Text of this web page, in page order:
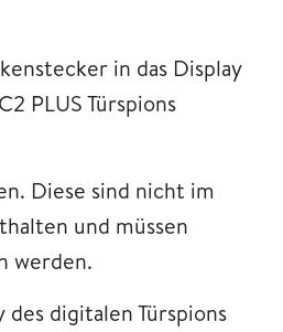
in das Display
PLUS Türspions
Diese sind nicht im
und müssen
werden.
des digitalen Türspions